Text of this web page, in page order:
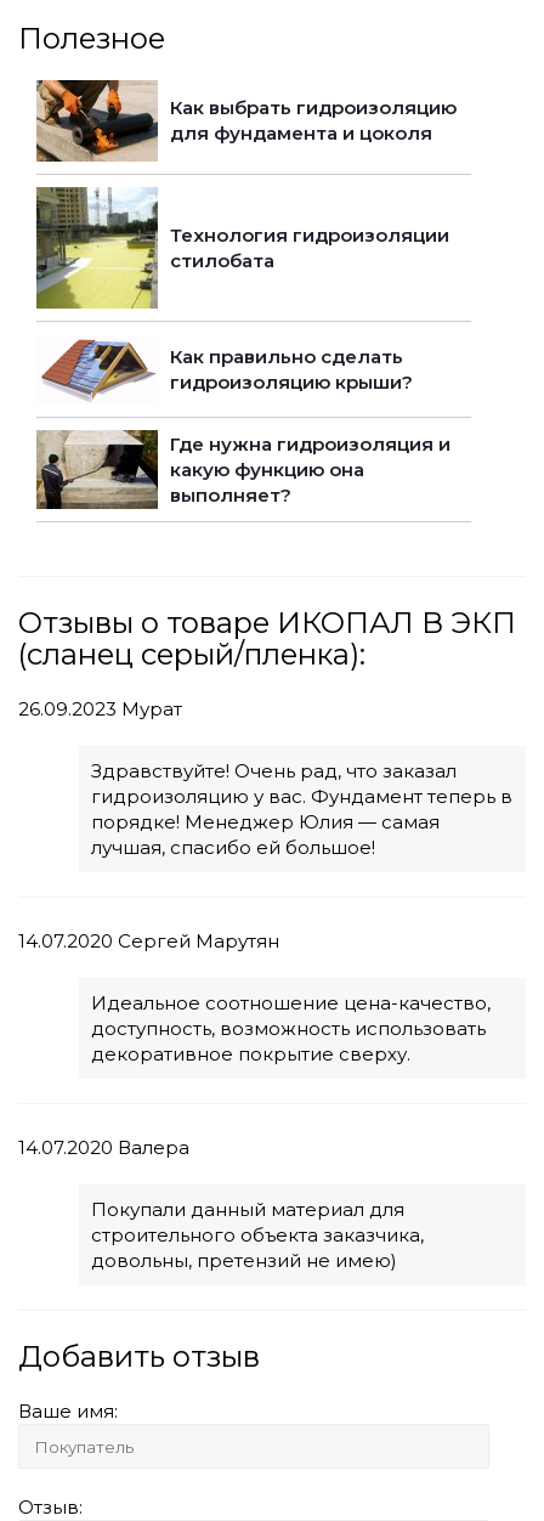
Полезное
Как выбрать гидроизоляцию
для фундамента и цоколя
Технология гидроизоляции
стилобата
Как правильно сделать
гидроизоляцию крыши?
Где нужна гидроизоляция и
какую функцию она
выполняет?
Отзывы о товаре ИКОПАЛ В ЭКП
(сланец серый/пленка):
26.09.2023 Мурат
Здравствуйте! Очень рад, что заказал
гидроизоляцию у вас. Фундамент теперь в
порядке! Менеджер Юлия — самая
лучшая, спасибо ей большое!
14.07.2020 Сергей Марутян
Идеальное соотношение цена-качество,
доступность, возможность использовать
декоративное покрытие сверху.
14.07.2020 Валера
Покупали данный материал для
строительного объекта заказчика,
довольны, претензий не имею)
Добавить отзыв
Ваше имя:
Отзыв: